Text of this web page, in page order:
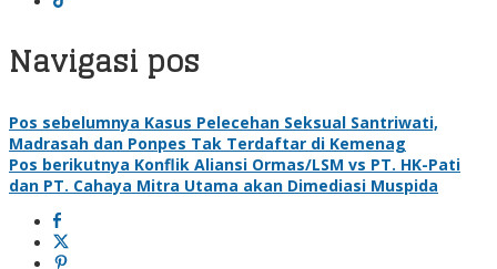
Navigasi pos
Pos sebelumnya Kasus Pelecehan Seksual Santriwati,
Madrasah dan Ponpes Tak Terdaftar di Kemenag
Pos berikutnya Konflik Aliansi Ormas/LSM vs PT. HK-Pati
dan PT. Cahaya Mitra Utama akan Dimediasi Muspida